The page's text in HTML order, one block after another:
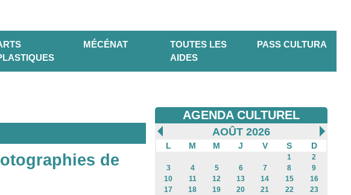
MÉCÉNAT
TOUTES LES
AIDES
PASS CULTURA
de
AGENDA CULTUREL
AOÛT 2026
L M M J V S D
1
2
3
4 5 6 7 8
9
10
11 12 13 14 15
16
17
18 19 20 21 22
23